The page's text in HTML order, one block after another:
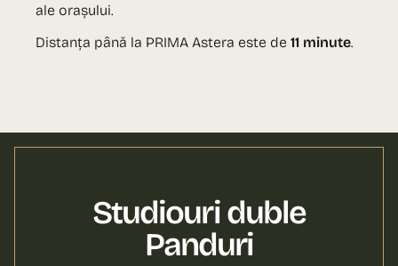
ale orașului.
Distanța până la PRIMA Astera este de 11 minute.
Studiouri duble
Panduri